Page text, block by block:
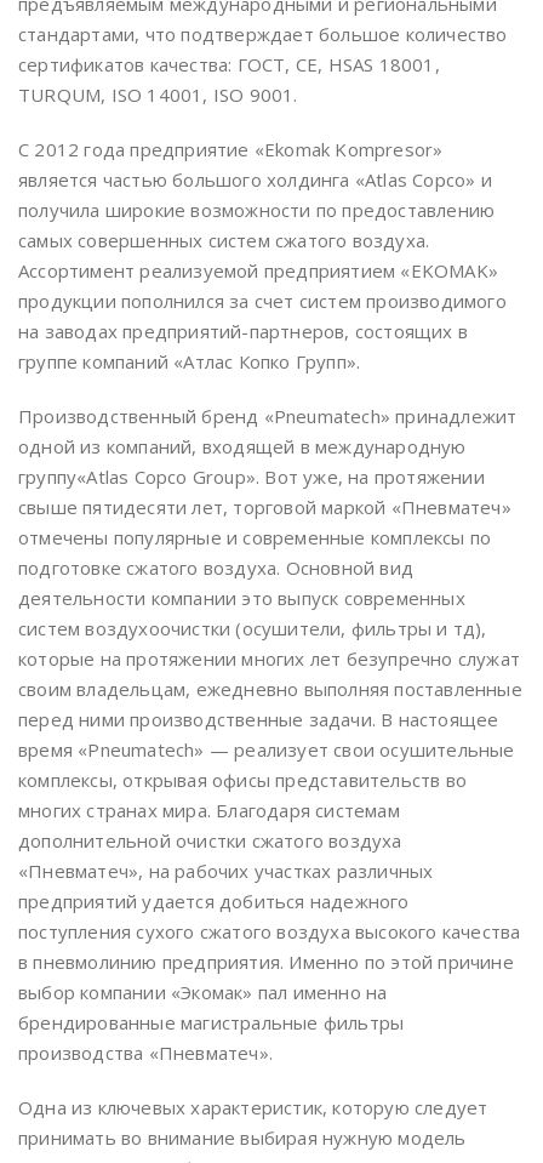
стандартами, что подтверждает большое количество
сертификатов качества: ГОСТ, CE, HSAS 18001,
TURQUM, ISO 14001, ISO 9001.
С 2012 года предприятие «Ekomak Kompresor»
является частью большого холдинга «Atlas Copco» и
получила широкие возможности по предоставлению
самых совершенных систем сжатого воздуха.
Ассортимент реализуемой предприятием «EKOMAK»
продукции пополнился за счет систем производимого
на заводах предприятий-партнеров, состоящих в
группе компаний «Атлас Копко Групп».
Производственный бренд «Pneumatech» принадлежит
одной из компаний, входящей в международную
группу«Atlas Copco Group». Вот уже, на протяжении
свыше пятидесяти лет, торговой маркой «Пневматеч»
отмечены популярные и современные комплексы по
подготовке сжатого воздуха. Основной вид
деятельности компании это выпуск современных
систем воздухоочистки (осушители, фильтры и тд),
которые на протяжении многих лет безупречно служат
своим владельцам, ежедневно выполняя поставленные
перед ними производственные задачи. В настоящее
время «Pneumatech» — реализует свои осушительные
комплексы, открывая офисы представительств во
многих странах мира. Благодаря системам
дополнительной очистки сжатого воздуха
«Пневматеч», на рабочих участках различных
предприятий удается добиться надежного
поступления сухого сжатого воздуха высокого качества
в пневмолинию предприятия. Именно по этой причине
выбор компании «Экомак» пал именно на
брендированные магистральные фильтры
производства «Пневматеч».
Одна из ключевых характеристик, которую следует
принимать во внимание выбирая нужную модель